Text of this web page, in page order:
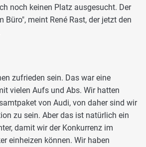
noch keinen Platz ausgesucht. Der
Büro", meint René Rast, der jetzt den
zufrieden sein. Das war eine
vielen Aufs und Abs. Wir hatten
von Audi, von daher sind wir
zu sein. Aber das ist natürlich ein
damit wir der Konkurrenz im
einheizen können. Wir haben